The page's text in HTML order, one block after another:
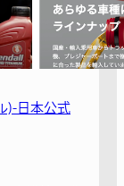
)-日本公式